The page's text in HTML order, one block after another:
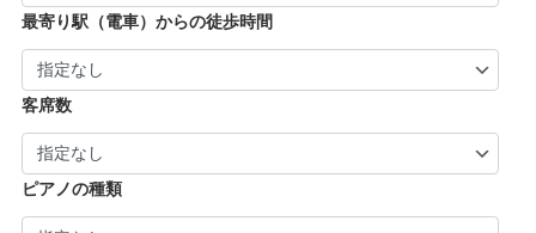
| … 長岡京市・亀岡市・舞鶴市 (4)
| … 葛城市・平群町・王寺町・大和高田市 (6)
| … 御所市・五條市・宇陀市 (3)
最寄り駅（電車）からの徒歩時間
客席数
ピアノの種類